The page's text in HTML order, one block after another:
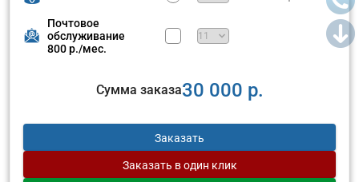
Почтовое
обслуживание
800 р./мес.
Сумма заказа30 000 р.
Заказать
Заказать в один клик